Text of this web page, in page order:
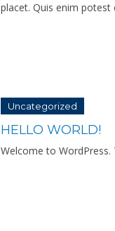
placet. Quis enim potest
Uncategorized
HELLO WORLD!
Welcome to